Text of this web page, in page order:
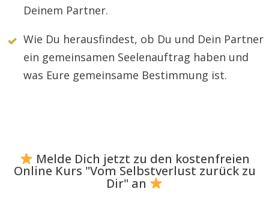
Deinem Partner.
Wie Du herausfindest, ob Du und Dein Partner
ein gemeinsamen Seelenauftrag haben und
was Eure gemeinsame Bestimmung ist.
Melde Dich jetzt zu den kostenfreien
Online Kurs "Vom Selbstverlust zurück zu
Dir" an